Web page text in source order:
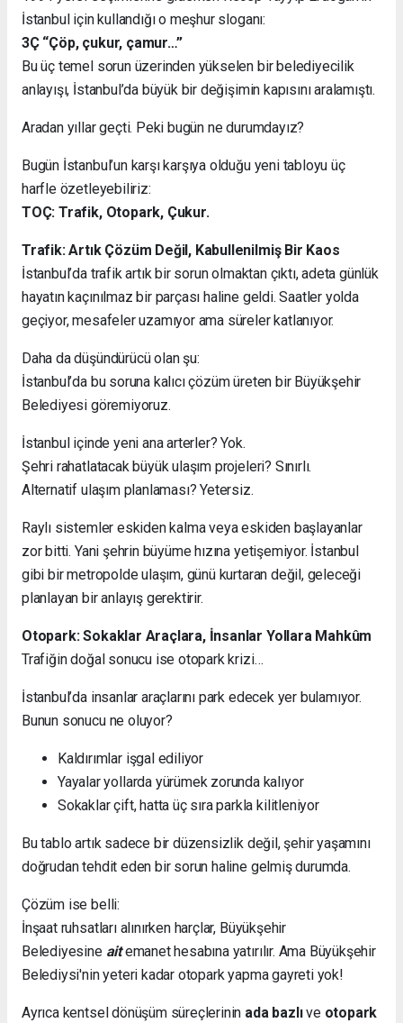
İstanbul için kullandığı o meşhur sloganı:
3Ç “Çöp, çukur, çamur…”
Bu üç temel sorun üzerinden yükselen bir belediyecilik
anlayışı, İstanbul’da büyük bir değişimin kapısını aralamıştı.
Aradan yıllar geçti. Peki bugün ne durumdayız?
Bugün İstanbul’un karşı karşıya olduğu yeni tabloyu üç
harfle özetleyebiliriz:
TOÇ: Trafik, Otopark, Çukur.
Trafik: Artık Çözüm Değil, Kabullenilmiş Bir Kaos
İstanbul’da trafik artık bir sorun olmaktan çıktı, adeta günlük
hayatın kaçınılmaz bir parçası haline geldi. Saatler yolda
geçiyor, mesafeler uzamıyor ama süreler katlanıyor.
Daha da düşündürücü olan şu:
İstanbul’da bu soruna kalıcı çözüm üreten bir Büyükşehir
Belediyesi göremiyoruz.
İstanbul içinde yeni ana arterler? Yok.
Şehri rahatlatacak büyük ulaşım projeleri? Sınırlı.
Alternatif ulaşım planlaması? Yetersiz.
Raylı sistemler eskiden kalma veya eskiden başlayanlar
zor bitti. Yani şehrin büyüme hızına yetişemiyor. İstanbul
gibi bir metropolde ulaşım, günü kurtaran değil, geleceği
planlayan bir anlayış gerektirir.
Otopark: Sokaklar Araçlara, İnsanlar Yollara Mahkûm
Trafiğin doğal sonucu ise otopark krizi…
İstanbul’da insanlar araçlarını park edecek yer bulamıyor.
Bunun sonucu ne oluyor?
Kaldırımlar işgal ediliyor
Yayalar yollarda yürümek zorunda kalıyor
Sokaklar çift, hatta üç sıra parkla kilitleniyor
Bu tablo artık sadece bir düzensizlik değil, şehir yaşamını
doğrudan tehdit eden bir sorun haline gelmiş durumda.
Çözüm ise belli:
İnşaat ruhsatları alınırken harçlar, Büyükşehir
Belediyesine aitemanet hesabına yatırılır. Ama Büyükşehir
Belediysi'nin yeteri kadar otopark yapma gayreti yok!
Ayrıca kentsel dönüşüm süreçlerinin ada bazlıve otopark